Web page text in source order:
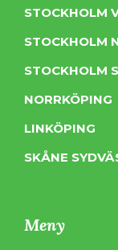
STOCKHOLM
STOCKHOLM
STOCKHOLM
NORRKÖPING
LINKÖPING
SKÅNE
Meny